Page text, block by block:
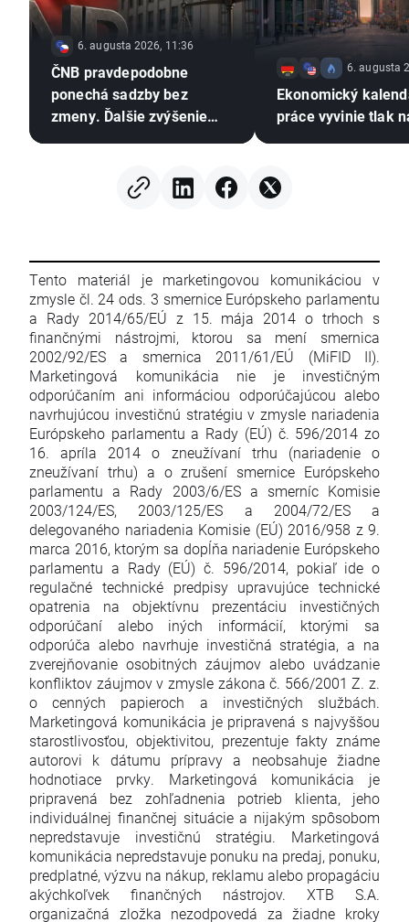
6. augusta 2026, 11:36
ČNB pravdepodobne
ponechá sadzby bez
zmeny. Ďalšie zvýšenie
6. augusta
Ekonomický
práce vyvinie tlak
Tento materiál je marketingovou komunikáciou v
zmysle čl. 24 ods. 3 smernice Európskeho parlamentu
a Rady 2014/65/EÚ z 15. mája 2014 o trhoch s
finančnými nástrojmi, ktorou sa mení smernica
2002/92/ES a smernica 2011/61/EÚ (MiFID II).
Marketingová komunikácia nie je investičným
odporúčaním ani informáciou odporúčajúcou alebo
navrhujúcou investičnú stratégiu v zmysle nariadenia
Európskeho parlamentu a Rady (EÚ) č. 596/2014 zo
16. apríla 2014 o zneužívaní trhu (nariadenie o
zneužívaní trhu) a o zrušení smernice Európskeho
parlamentu a Rady 2003/6/ES a smerníc Komisie
2003/124/ES, 2003/125/ES a 2004/72/ES a
delegovaného nariadenia Komisie (EÚ) 2016/958 z 9.
marca 2016, ktorým sa dopĺňa nariadenie Európskeho
parlamentu a Rady (EÚ) č. 596/2014, pokiaľ ide o
regulačné technické predpisy upravujúce technické
opatrenia na objektívnu prezentáciu investičných
odporúčaní alebo iných informácií, ktorými sa
odporúča alebo navrhuje investičná stratégia, a na
zverejňovanie osobitných záujmov alebo uvádzanie
konfliktov záujmov v zmysle zákona č. 566/2001 Z. z.
o cenných papieroch a investičných službách.
Marketingová komunikácia je pripravená s najvyššou
starostlivosťou, objektivitou, prezentuje fakty známe
autorovi k dátumu prípravy a neobsahuje žiadne
hodnotiace prvky. Marketingová komunikácia je
pripravená bez zohľadnenia potrieb klienta, jeho
individuálnej finančnej situácie a nijakým spôsobom
nepredstavuje investičnú stratégiu. Marketingová
komunikácia nepredstavuje ponuku na predaj, ponuku,
predplatné, výzvu na nákup, reklamu alebo propagáciu
akýchkoľvek finančných nástrojov. XTB S.A.
organizačná zložka nezodpovedá za žiadne kroky